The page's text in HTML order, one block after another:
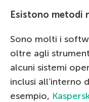
Esistono metodi
Sono molti i
oltre agli
alcuni sistemi
inclusi all’interno
esempio,